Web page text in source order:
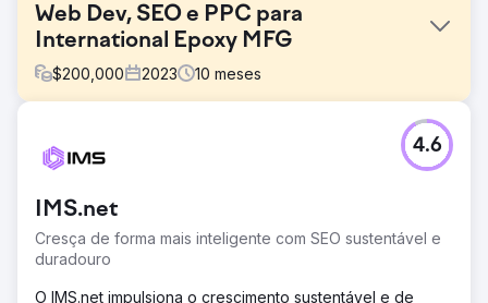
Web Dev, SEO e PPC para
International Epoxy MFG
$200,000 2023 10 meses
Crie uma nova marca de epóxi focada no consumidor a
partir de nosso fabricante corporativo B2B.
Solução
Resin com programação backend personalizada em
WordPress e WooCommerce. Eles o integraram com
nosso ERP e Salesforce CRM, conduziram análises de
IMS.net
Cresça de forma mais inteligente com SEO sustentável e
duradouro
4.6
O IMS.net impulsiona o crescimento sustentável e de